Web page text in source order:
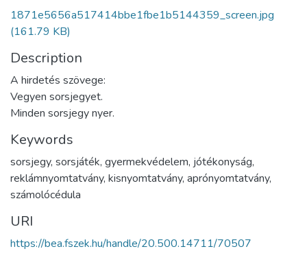
1871e5656a517414bbe1fbe1b5144359_screen.jpg
(161.79 KB)
Description
A hirdetés szövege:
Vegyen sorsjegyet.
Minden sorsjegy nyer.
Keywords
sorsjegy, sorsjáték, gyermekvédelem, jótékonyság,
reklámnyomtatvány, kisnyomtatvány, aprónyomtatvány,
számolócédula
URI
https://bea.fszek.hu/handle/20.500.14711/70507